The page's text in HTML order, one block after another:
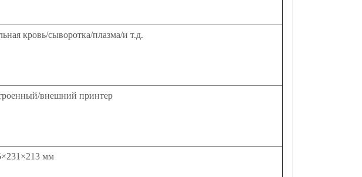
кровь/сыворотка/плазма/и т.д.
внешний принтер
мм